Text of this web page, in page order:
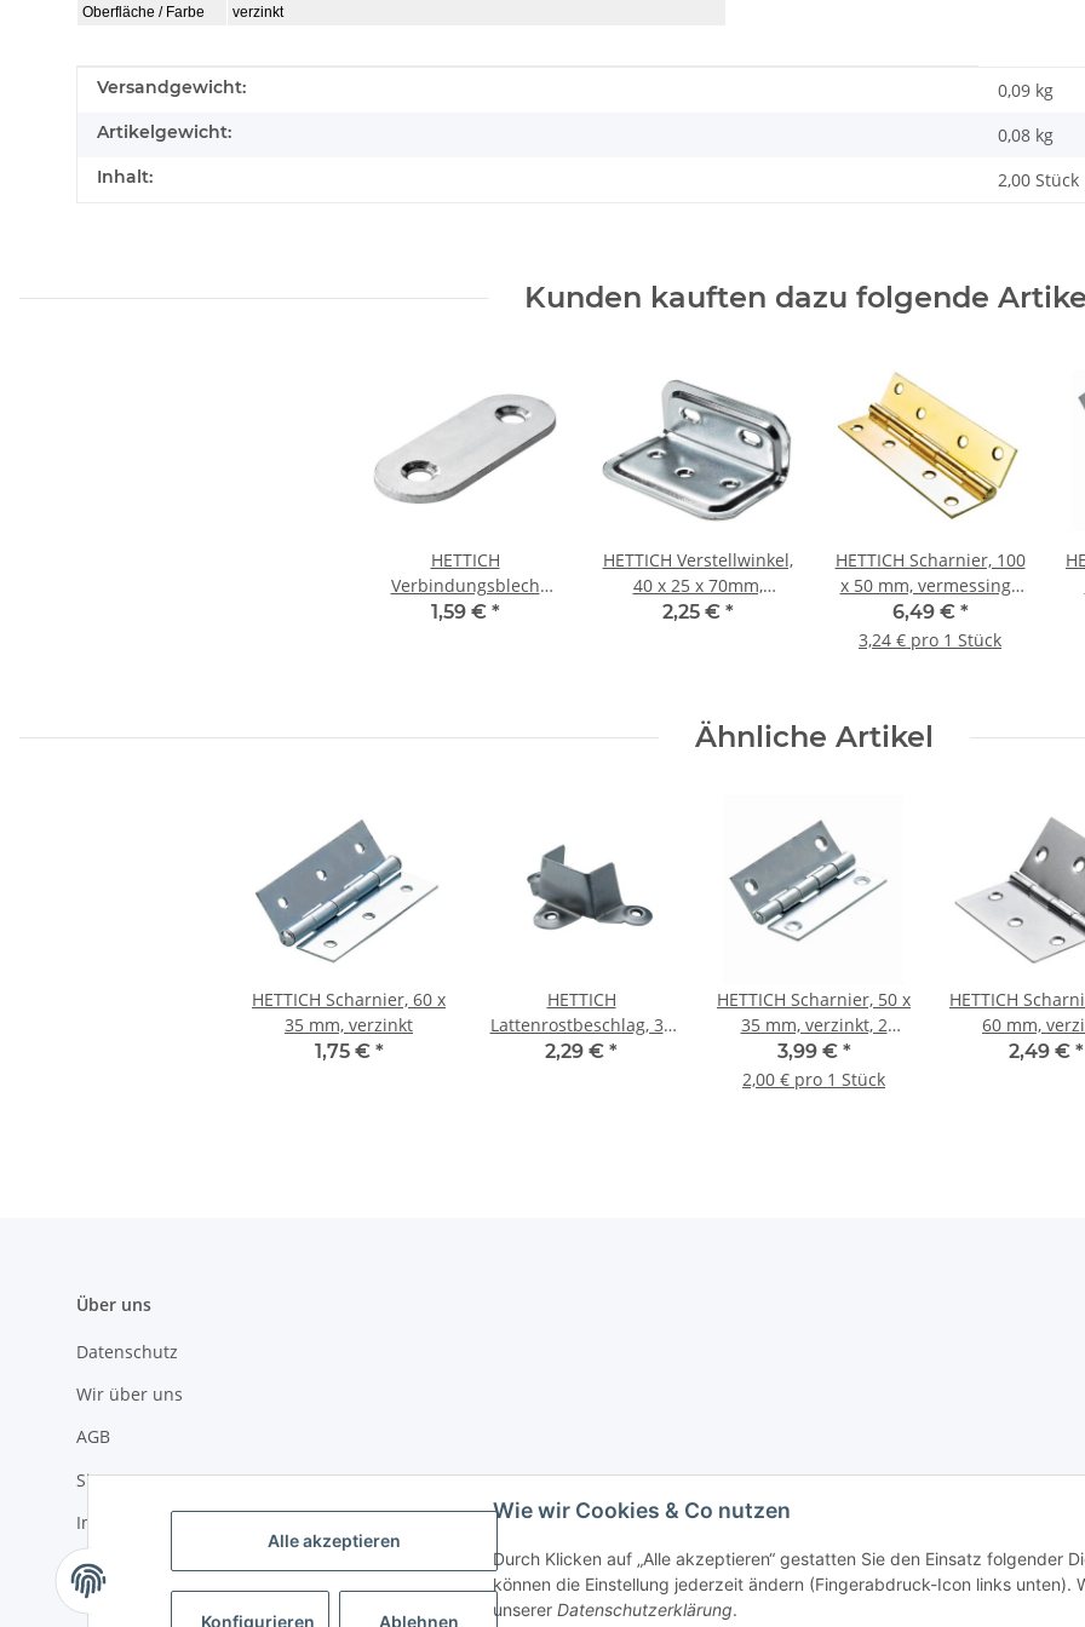
Alle akzeptieren
Konfigurieren Ablehnen
Wie wir Cookies & Co nutzen
Durch Klicken auf „Alle akzeptieren“ gestatten Sie den Einsatz folgender
können die Einstellung jederzeit ändern (Fingerabdruck-Icon links unten).
unserer Datenschutzerklärung.
Oberfläche / Farbe
verzinkt
Produkteigenschaft
Wert
Versandgewicht: 0,09 kg
Artikelgewicht: 0,08 kg
Inhalt: 2,00 Stück
Kunden kauften dazu folgende
HETTICH
Verbindungsblech
40mm x 15mm verzinkt
1,59 € *
HETTICH Verstellwinkel,
40 x 25 x 70mm,
verzinkt
2,25 € *
HETTICH Scharnier, 100
x 50 mm, vermessingt,
2 Stück
6,49 € *
3,24 € pro 1 Stück
Ähnliche Artikel
HETTICH Scharnier, 60 x
35 mm, verzinkt
1,75 € *
HETTICH
Lattenrostbeschlag, 35
x 1,2 mm, Stahl verzinkt
2,29 € *
HETTICH Scharnier, 50 x
35 mm, verzinkt, 2
Stück
3,99 € *
2,00 € pro 1 Stück
HETTICH
60 mm,
2,49 € *
Über uns
Datenschutz
Wir über uns
AGB
Sitemap
Impressum
Widerrufsrecht